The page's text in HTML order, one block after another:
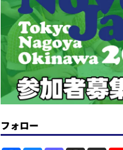
フォロー